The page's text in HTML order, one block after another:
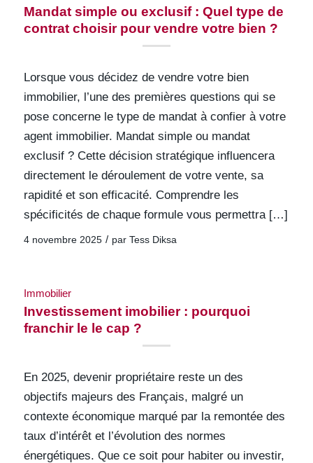
Mandat simple ou exclusif : Quel type de
contrat choisir pour vendre votre bien ?
Lorsque vous décidez de vendre votre bien
immobilier, l’une des premières questions qui se
pose concerne le type de mandat à confier à votre
agent immobilier. Mandat simple ou mandat
exclusif ? Cette décision stratégique influencera
directement le déroulement de votre vente, sa
rapidité et son efficacité. Comprendre les
spécificités de chaque formule vous permettra […]
4 novembre 2025 / par Tess Diksa
Immobilier
Investissement imobilier : pourquoi
franchir le le cap ?
En 2025, devenir propriétaire reste un des
objectifs majeurs des Français, malgré un
contexte économique marqué par la remontée des
taux d’intérêt et l’évolution des normes
énergétiques. Que ce soit pour habiter ou investir,